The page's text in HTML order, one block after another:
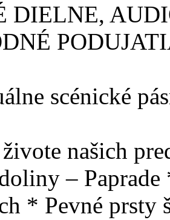
DIELNE,
scénické
našich
– Paprade
* Pevné